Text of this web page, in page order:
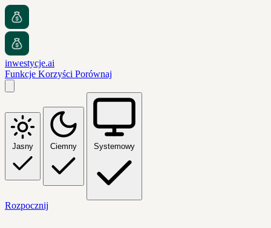
inwestycje.ai
Funkcje Korzyści Porównaj
Jasny Ciemny Systemowy
Rozpocznij